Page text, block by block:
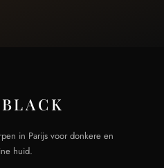
in Parijs voor donkere en
huid.